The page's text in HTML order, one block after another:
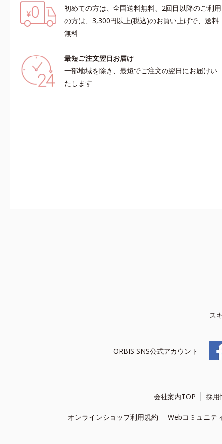
初めての方は、全国送料無料、2回目以降のご利用
の方は、3,300円以上(税込)のお買い上げで、送料
無料
最短ご注文翌日お届け
一部地域を除き、最短でご注文の翌日にお届けい
たします
ス
ORBIS SNS公式アカウント
会社案内TOP 採用
オンラインショップ利用規約 Webコミュニテ